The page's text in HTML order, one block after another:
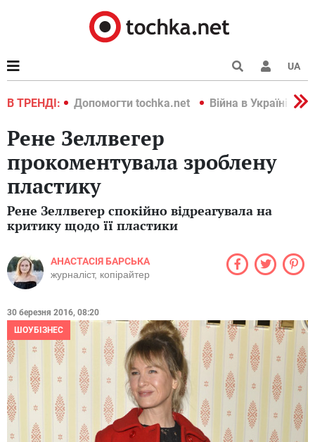
UA
В ТРЕНДІ:
2022 Допомогти tochka.net Війна в Україні 2022
Рене Зеллвегер
прокоментувала зроблену
пластику
Рене Зеллвегер спокійно відреагувала на
критику щодо її пластики
АНАСТАСІЯ БАРСЬКА
журналіст, копірайтер
30 березня 2016, 08:20
ШОУБІЗНЕС